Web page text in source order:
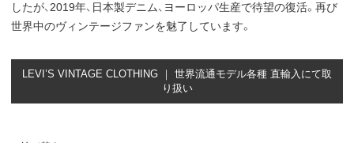
したが、2019年、日本製デニム、ヨーロッパ生産で待望の復活。再び
世界中のヴィンテージファンを魅了しています。
LEVI’S VINTAGE CLOTHING ｜ 世界流通モデル各種 直輸入にて取
り扱い